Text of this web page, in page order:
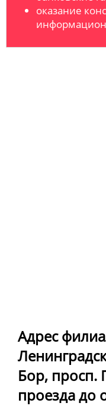
оказание
Адрес
Бор, просп.
проезда до